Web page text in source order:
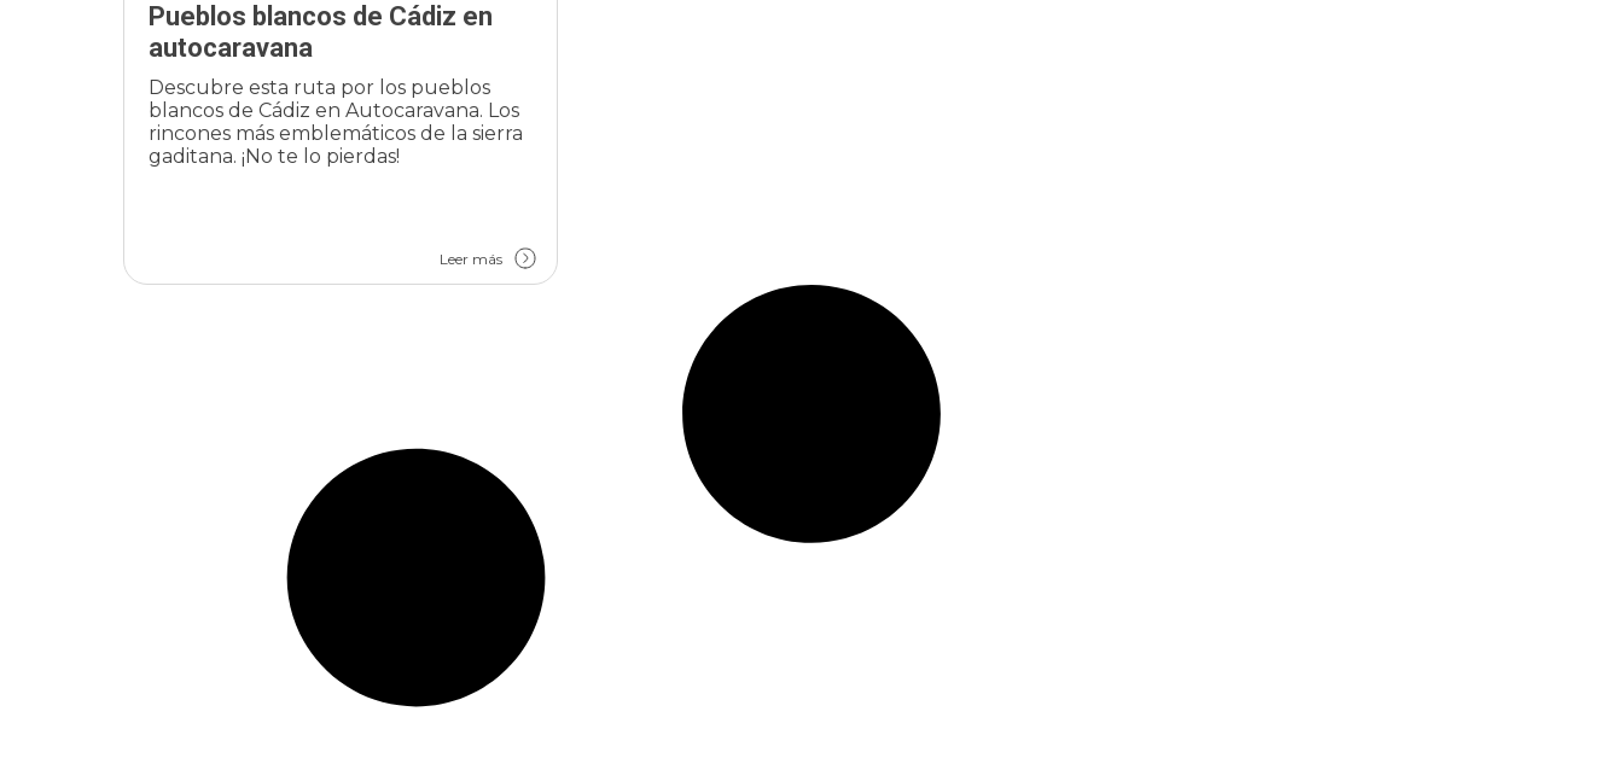
Pueblos blancos de Cádiz en
autocaravana
Descubre esta ruta por los pueblos
blancos de Cádiz en Autocaravana. Los
rincones más emblemáticos de la sierra
gaditana. ¡No te lo pierdas!
Leer más